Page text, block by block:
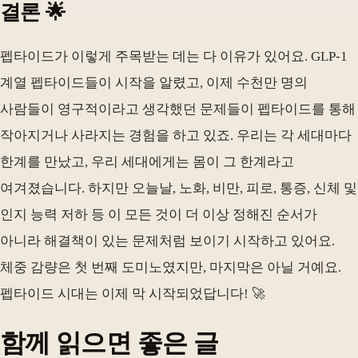
결론 🌟
펩타이드가 이렇게 주목받는 데는 다 이유가 있어요. GLP-1
계열 펩타이드들이 시작을 알렸고, 이제 수천만 명의
사람들이 영구적이라고 생각했던 문제들이 펩타이드를 통해
작아지거나 사라지는 경험을 하고 있죠. 우리는 각 세대마다
한계를 만났고, 우리 세대에게는 몸이 그 한계라고
여겨졌습니다. 하지만 오늘날, 노화, 비만, 피로, 통증, 신체 및
인지 능력 저하 등 이 모든 것이 더 이상 정해진 순서가
아니라 해결책이 있는 문제처럼 보이기 시작하고 있어요.
체중 감량은 첫 번째 도미노였지만, 마지막은 아닐 거예요.
펩타이드 시대는 이제 막 시작되었답니다! 🚀
함께 읽으면 좋은 글